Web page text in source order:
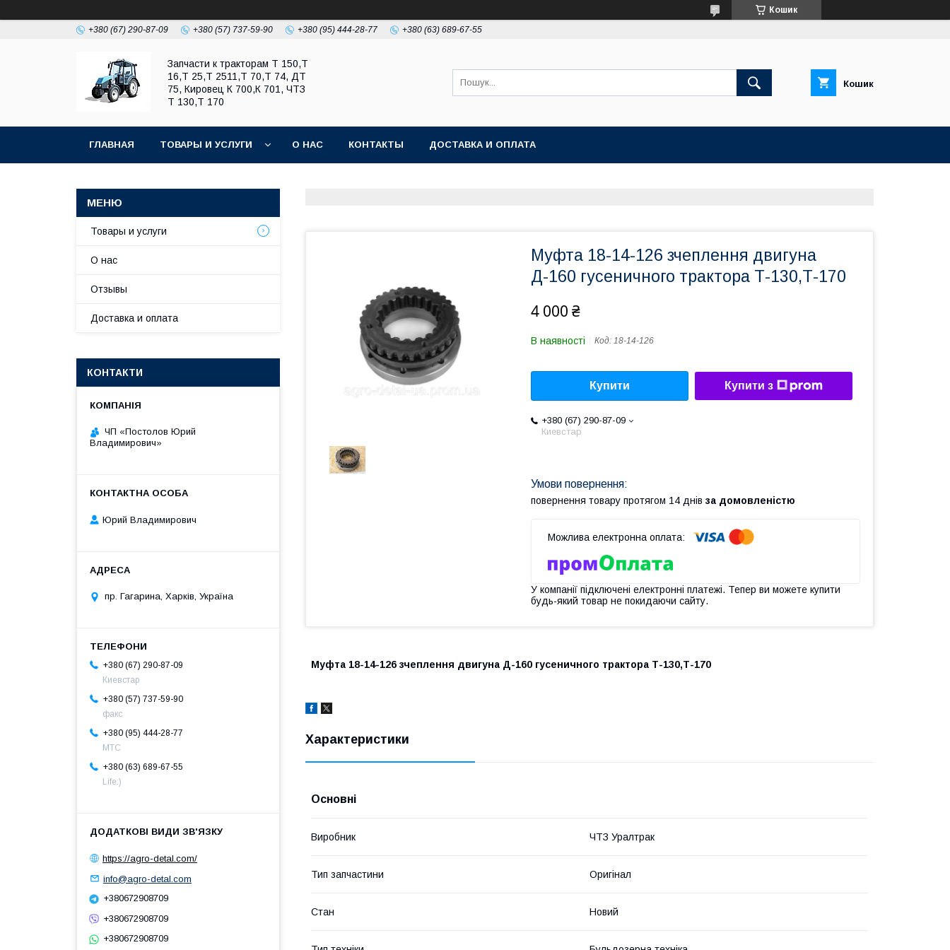
Кошик
+380 (67) 290-87-09 +380 (57) 737-59-90 +380 (95) 444-28-77 +380 (63) 689-67-55
Запчасти к тракторам Т 150,Т
16,Т 25,Т 2511,Т 70,Т 74, ДТ
75, Кировец К 700,К 701, ЧТЗ
Т 130,Т 170
Кошик
ГЛАВНАЯ ТОВАРЫ И УСЛУГИ О НАС КОНТАКТЫ ДОСТАВКА И ОПЛАТА
Муфта 18-14-126 зчеплення двигуна
Д-160 гусеничного трактора Т-130,Т-170
4 000 ₴
В наявності Код: 18-14-126
Купити Купити з
+380 (67) 290-87-09
Киевстар
повернення товару протягом 14 днів за домовленістю
У компанії підключені електронні платежі. Тепер ви можете купити
будь-який товар не покидаючи сайту.
Муфта 18-14-126 зчеплення двигуна Д-160 гусеничного трактора Т-130,Т-170
Характеристики
Основні
Виробник ЧТЗ Уралтрак
Тип запчастини Оригінал
Стан Новий
Товары и услуги
О нас
Отзывы
Доставка и оплата
КОНТАКТИ
ЧП «Постолов Юрий
Владимирович»
Юрий Владимирович
пр. Гагарина, Харків, Україна
+380 (67) 290-87-09
Киевстар
+380 (57) 737-59-90
факс
+380 (95) 444-28-77
МТС
+380 (63) 689-67-55
Life:)
https://agro-detal.com/
info@agro-detal.com
+380672908709
+380672908709
+380672908709